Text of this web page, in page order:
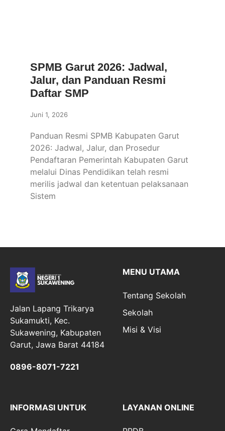
SPMB Garut 2026: Jadwal,
Jalur, dan Panduan Resmi
Daftar SMP
Juni 1, 2026
Panduan Resmi SPMB Kabupaten Garut
2026: Jadwal, Jalur, dan Prosedur
Pendaftaran Pemerintah Kabupaten Garut
melalui Dinas Pendidikan telah resmi
merilis jadwal dan ketentuan pelaksanaan
Sistem
Jalan Lapang Trikarya
Sukamukti, Kec.
Sukawening, Kabupaten
Garut, Jawa Barat 44184
0896-8071-7221
MENU UTAMA
Tentang Sekolah
Sekolah
Misi & Visi
INFORMASI UNTUK LAYANAN ONLINE